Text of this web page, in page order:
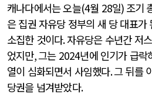
캐나다에서는 오늘(4월 28일) 조기
은 집권 자유당 정부의 새 당 대표가
소집한 것이다.자유당은 수년간 저
었지만,그는 2024년에 인기가 급락
열이 심화되면서 사임했다.그 뒤를
당권을 넘겨받았다.